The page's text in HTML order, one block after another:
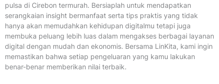
pulsa di Cirebon termurah. Bersiaplah untuk mendapatkan
serangkaian insight bermanfaat serta tips praktis yang tidak
hanya akan memudahkan kehidupan digitalmu tetapi juga
membuka peluang lebih luas dalam mengakses berbagai layanan
digital dengan mudah dan ekonomis. Bersama LinKita, kami ingin
memastikan bahwa setiap pengeluaran yang kamu lakukan
benar-benar memberikan nilai terbaik.